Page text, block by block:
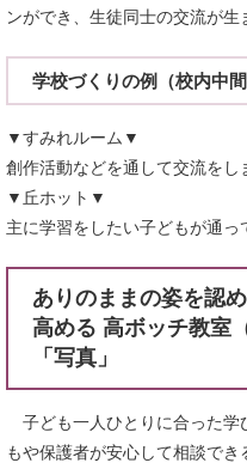
ンができ、生徒同士の交流が生
学校づくりの例（校内中間
▼すみれルーム▼
創作活動などを通して交流をし
▼丘ホット▼
主に学習をしたい子どもが通っ
ありのままの姿を認
高める 高ボッチ教
「写真」
子ども一人ひとりに合った学
もや保護者が安心して相談でき